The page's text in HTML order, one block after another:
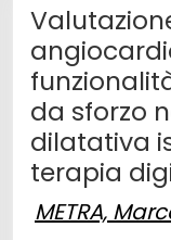
da sforzo
dilatativa
terapia
METRA,